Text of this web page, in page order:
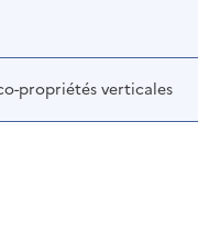
propriétés verticales